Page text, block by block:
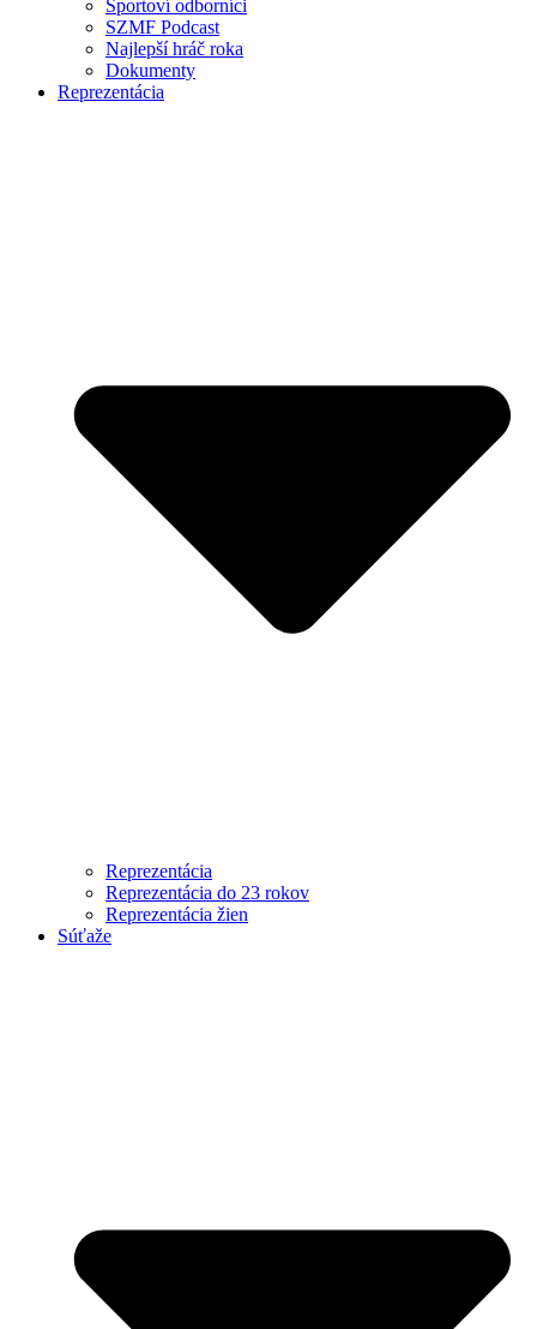
Športoví odborníci
SZMF Podcast
Najlepší hráč roka
Dokumenty
Reprezentácia
Reprezentácia
Reprezentácia do 23 rokov
Reprezentácia žien
Súťaže